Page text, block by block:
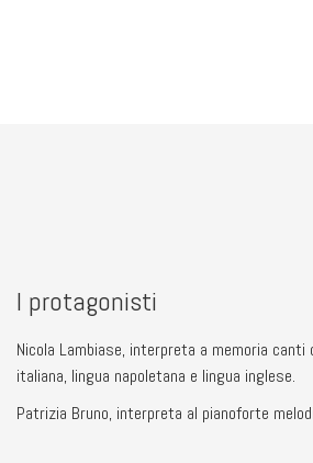
I protagonisti
Nicola Lambiase, interpreta a memoria canti
italiana, lingua napoletana e lingua inglese.
Patrizia Bruno, interpreta al pianoforte